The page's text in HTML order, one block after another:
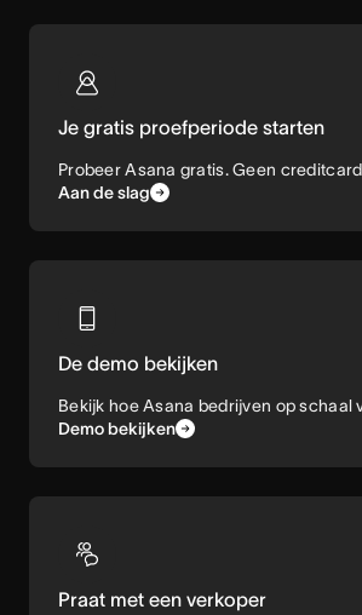
Je gratis proefperiode starten
Probeer Asana gratis. Geen
Aan de slag
De demo bekijken
Bekijk hoe Asana bedrijven op schaal
Demo bekijken
Praat met een verkoper